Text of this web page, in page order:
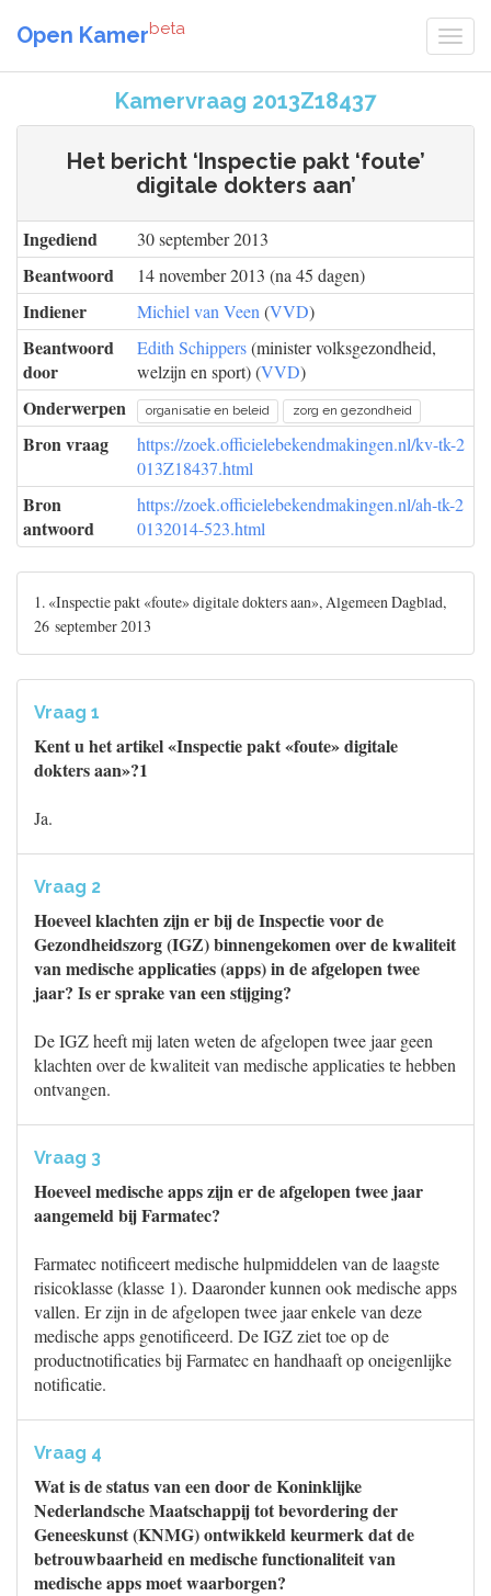
Open Kamerbeta
Kamervraag 2013Z18437
Het bericht ‘Inspectie pakt ‘foute’
digitale dokters aan’
Ingediend 30 september 2013
Beantwoord 14 november 2013 (na 45 dagen)
Indiener Michiel van Veen (VVD)
Beantwoord
door
Edith Schippers(minister volksgezondheid,
welzijn en sport) (VVD)
Onderwerpen organisatie en beleid zorg en gezondheid
Bron vraag
https://zoek.officielebekendmakingen.nl/kv-tk-2
013Z18437.html
Bron
antwoord
https://zoek.officielebekendmakingen.nl/ah-tk-2
0132014-523.html
1. «Inspectie pakt «foute» digitale dokters aan», Algemeen Dagblad,
26 september 2013
Vraag 1
Kent u het artikel «Inspectie pakt «foute» digitale
dokters aan»?1
Ja.
Vraag 2
Hoeveel klachten zijn er bij de Inspectie voor de
Gezondheidszorg (IGZ) binnengekomen over de kwaliteit
van medische applicaties (apps) in de afgelopen twee
jaar? Is er sprake van een stijging?
De IGZ heeft mij laten weten de afgelopen twee jaar geen
klachten over de kwaliteit van medische applicaties te hebben
ontvangen.
Vraag 3
Hoeveel medische apps zijn er de afgelopen twee jaar
aangemeld bij Farmatec?
Farmatec notificeert medische hulpmiddelen van de laagste
risicoklasse (klasse 1). Daaronder kunnen ook medische apps
vallen. Er zijn in de afgelopen twee jaar enkele van deze
medische apps genotificeerd. De IGZ ziet toe op de
productnotificaties bij Farmatec en handhaaft op oneigenlijke
notificatie.
Vraag 4
Wat is de status van een door de Koninklijke
Nederlandsche Maatschappij tot bevordering der
Geneeskunst (KNMG) ontwikkeld keurmerk dat de
betrouwbaarheid en medische functionaliteit van
medische apps moet waarborgen?